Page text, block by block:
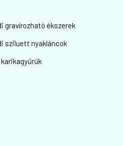
gravírozható ékszerek
sziluett nyakláncok
karikagyűrűk